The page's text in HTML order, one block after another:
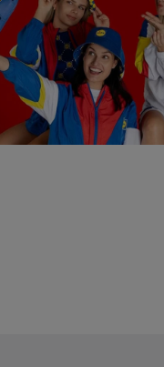
van Lidl.be
“aanvaarden” te
waaronder de
kracht in te trekken, vindt